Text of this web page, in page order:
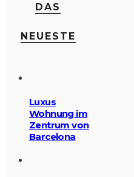
DAS
NEUESTE
Luxus
Wohnung im
Zentrum von
Barcelona